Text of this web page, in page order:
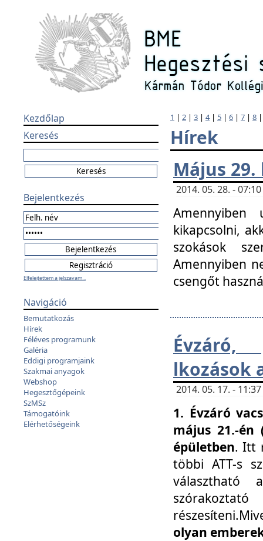
Kezdőlap
Keresés
Bejelentkezés
Elfelejtettem a jelszavam...
Navigáció
Bemutatkozás
Hírek
Féléves programunk
Galéria
Eddigi programjaink
Szakmai anyagok
Webshop
Hegesztőgépeink
SzMSz
Támogatóink
Elérhetőségeink
1 | 2 | 3 | 4| 5 | 6 | 7 | 8
Hírek
Május
2014. 05. 28. -
kikapcsolni,
szokások
Amennyiben
csengőt
Évzáró,
lkozások
2014. 05. 17. -
1. Évzáró
május 21.-én
épületben. Itt
többi ATT-s
választható
olyan